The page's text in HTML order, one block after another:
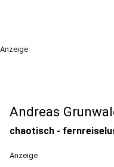
Anzeige
Andreas
chaotisch -
Anzeige